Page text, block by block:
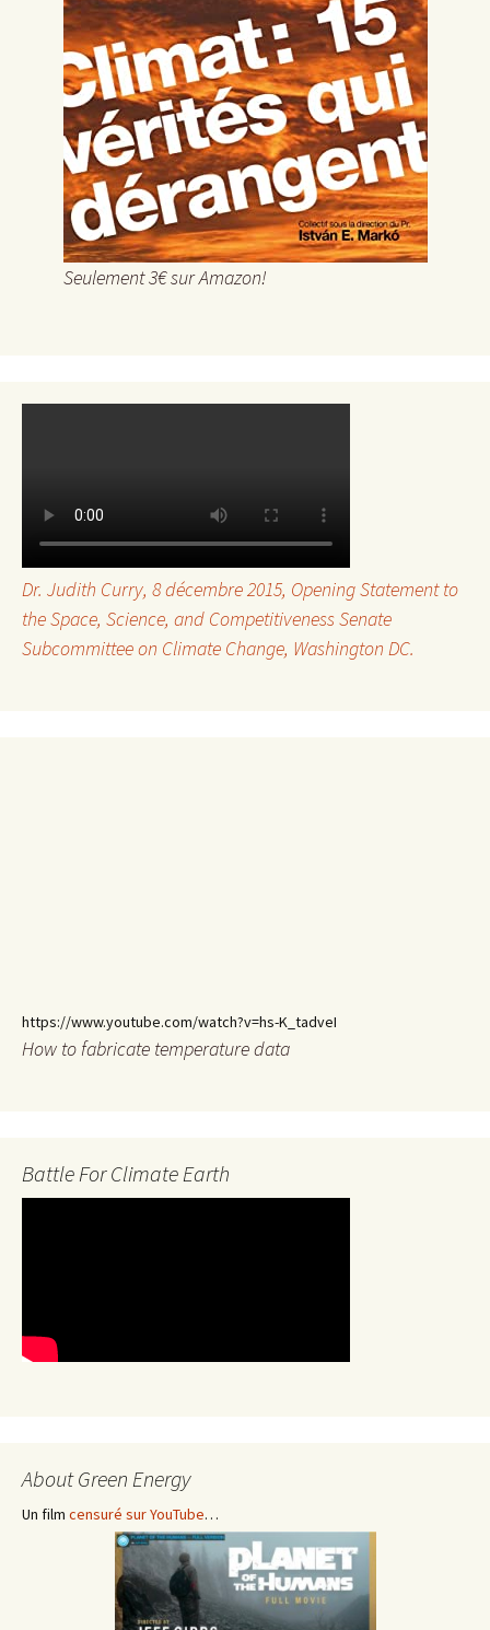
Seulement 3€ sur Amazon!
Dr. Judith Curry, 8 décembre 2015, Opening Statement to
the Space, Science, and Competitiveness Senate
Subcommittee on Climate Change, Washington DC.
https://www.youtube.com/watch?v=hs-K_tadveI
How to fabricate temperature data
Battle For Climate Earth
About Green Energy
Un film censuré sur YouTube…